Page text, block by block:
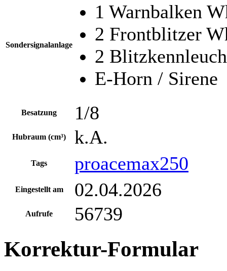
Sondersignalanlage
1 Warnbalken
2 Frontblitzer
2
E-Horn / Sirene
Besatzung 1/8
Hubraum (cm³) k.A.
Tags proacemax250
Eingestellt am 02.04.2026
Aufrufe 56739
Korrektur-Formular